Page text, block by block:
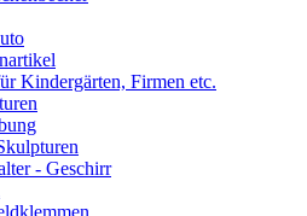
Kindergärten, Firmen etc.
- Geschirr